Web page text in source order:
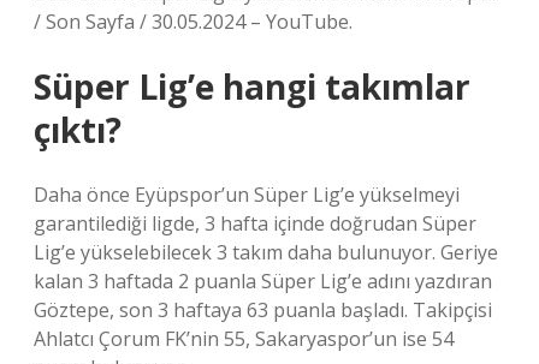
/ Son Sayfa / 30.05.2024 – YouTube.
Süper Lig’e hangi takımlar
çıktı?
Daha önce Eyüpspor’un Süper Lig’e yükselmeyi
garantilediği ligde, 3 hafta içinde doğrudan Süper
Lig’e yükselebilecek 3 takım daha bulunuyor. Geriye
kalan 3 haftada 2 puanla Süper Lig’e adını yazdıran
Göztepe, son 3 haftaya 63 puanla başladı. Takipçisi
Ahlatcı Çorum FK’nin 55, Sakaryaspor’un ise 54